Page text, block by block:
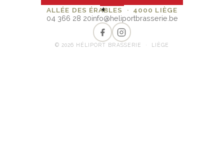
✦
ALLÉE DES ÉRABLES · 4000 LIÈGE
04 366 28 20info@heliportbrasserie.be
© 2026 HÉLIPORT BRASSERIE · LIÈGE